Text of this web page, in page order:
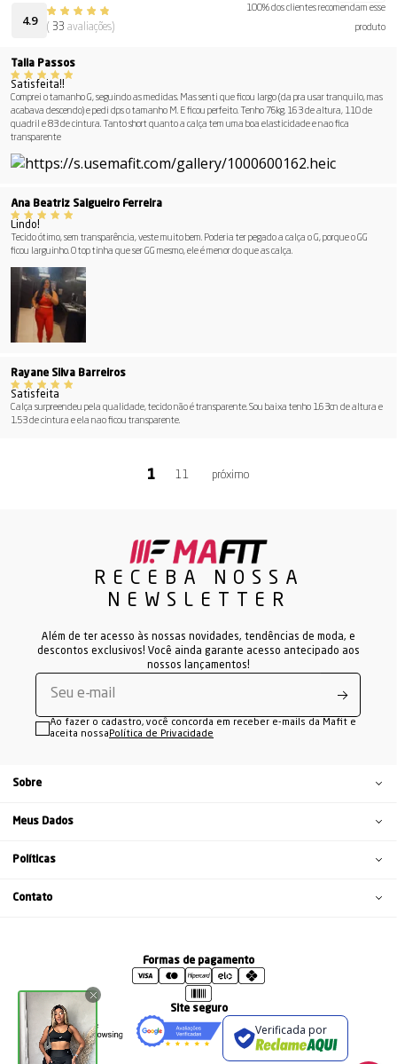
4.9 33 avaliações)
100% dos clientes recomendam esse
produto
Talia Passos
Satisfeita!!
Comprei o tamanho G, seguindo as medidas. Mas senti que ficou largo (da pra usar tranquilo, mas
acabava descendo) e pedi dps o tamanho M. E ficou perfeito. Tenho 76kg. 163 de altura, 110 de
quadril e 83 de cintura. Tanto short quanto a calça tem uma boa elasticidade e nao fica
transparente
Ana Beatriz Salgueiro Ferreira
Lindo!
Tecido ótimo, sem transparência, veste muito bem. Poderia ter pegado a calça o G, porque o GG
ficou larguinho. O top tinha que ser GG mesmo, ele é menor do que as calça.
Rayane Silva Barreiros
Satisfeita
Calça surpreendeu pela qualidade, tecido não é transparente. Sou baixa tenho 1.63cn de altura e
1.53 de cintura e ela nao ficou transparente.
11
RECEBA NOSSA
NEWSLETTER
Além de ter acesso às nossas novidades, tendências de moda, e
descontos exclusivos! Você ainda garante acesso antecipado aos
nossos lançamentos!
Ao fazer o cadastro, você concorda em receber e-mails da Mafit e
aceita nossa Política de Privacidade
Sobre
Meus Dados
Políticas
Contato
Formas de pagamento
Site seguro
Verificada por